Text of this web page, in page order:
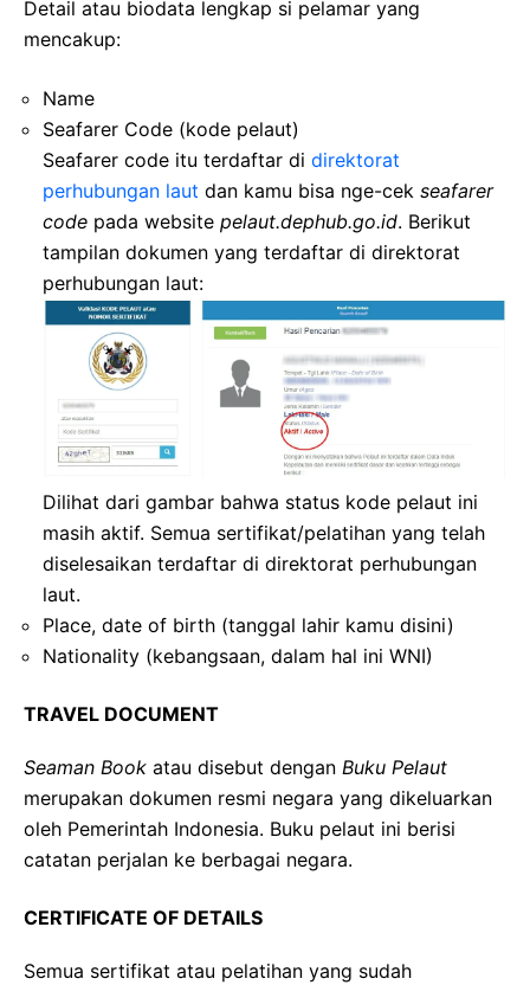
Detail atau biodata lengkap si pelamar yang
mencakup:
Name
Seafarer Code (kode pelaut)
Seafarer code itu terdaftar di direktorat
perhubungan laut dan kamu bisa nge-cek seafarer
code pada website pelaut.dephub.go.id. Berikut
tampilan dokumen yang terdaftar di direktorat
perhubungan laut:
Dilihat dari gambar bahwa status kode pelaut ini
masih aktif. Semua sertifikat/pelatihan yang telah
diselesaikan terdaftar di direktorat perhubungan
laut.
Place, date of birth (tanggal lahir kamu disini)
Nationality (kebangsaan, dalam hal ini WNI)
TRAVEL DOCUMENT
Seaman Book atau disebut dengan Buku Pelaut
merupakan dokumen resmi negara yang dikeluarkan
oleh Pemerintah Indonesia. Buku pelaut ini berisi
catatan perjalan ke berbagai negara.
CERTIFICATE OF DETAILS
Semua sertifikat atau pelatihan yang sudah